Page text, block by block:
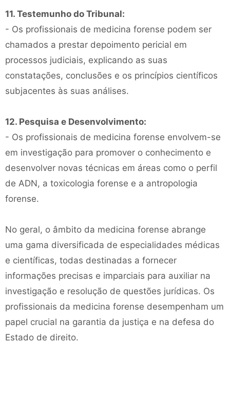
11. Testemunho do Tribunal:
- Os profissionais de medicina forense podem ser
chamados a prestar depoimento pericial em
processos judiciais, explicando as suas
constatações, conclusões e os princípios científicos
subjacentes às suas análises.
12. Pesquisa e Desenvolvimento:
- Os profissionais de medicina forense envolvem-se
em investigação para promover o conhecimento e
desenvolver novas técnicas em áreas como o perfil
de ADN, a toxicologia forense e a antropologia
forense.
No geral, o âmbito da medicina forense abrange
uma gama diversificada de especialidades médicas
e científicas, todas destinadas a fornecer
informações precisas e imparciais para auxiliar na
investigação e resolução de questões jurídicas. Os
profissionais da medicina forense desempenham um
papel crucial na garantia da justiça e na defesa do
Estado de direito.